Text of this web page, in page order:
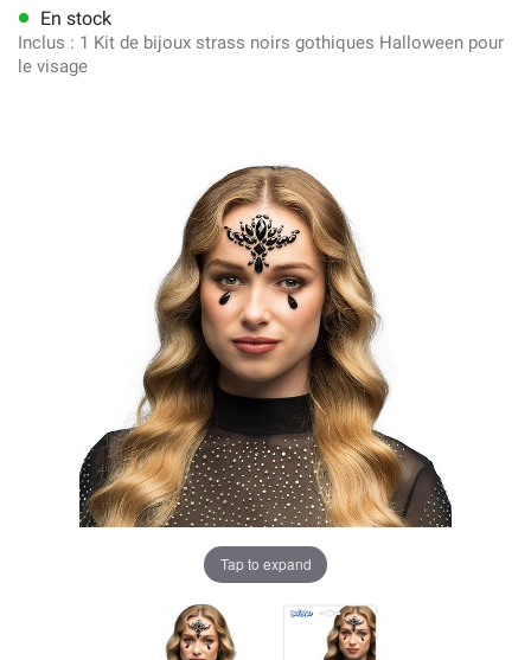
lens En stock
Inclus : 1 Kit de bijoux strass noirs gothiques Halloween pour
le visage
Tap to expand